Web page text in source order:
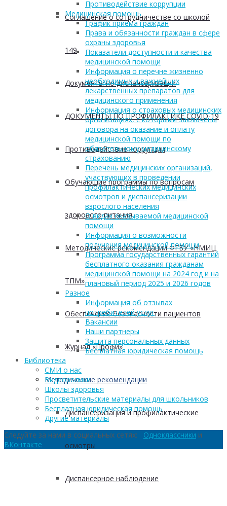
Соглашение о сотрудничестве со школой
149
Документы по диспансеризации
ДОКУМЕНТЫ ПО ПРОФИЛАКТИКЕ COVID-19
Противодействие коррупции
Обучающие программы по вопросам
здорового питания
Методические рекомендации ФГБУ «НМИЦ
ТПМ»
Обеспечение безопасности пациентов
Журнал «Профи»
Методические рекомендации
Диспансеризация и профилактические
осмотры
Диспансерное наблюдение
Противодействие коррупции
Медицинская помощь
График приема граждан
Права и обязанности граждан в сфере
охраны здоровья
Показатели доступности и качества
медицинской помощи
Информация о перечне жизненно
необходимых и важнейших
лекарственных препаратов для
медицинского применения
Информация о страховых медицинских
организациях, с которыми заключены
договора на оказание и оплату
медицинской помощи по
обязательному медицинскому
страхованию
Перечень медицинских организаций,
участвующих в проведении
профилактических медицинских
осмотров и диспансеризации
взрослого населения
О видах оказываемой медицинской
помощи
Информация о возможности
получения медицинской помощи
Программа государственных гарантий
бесплатного оказания гражданам
медицинской помощи на 2024 год и на
плановый период 2025 и 2026 годов
Разное
Информация об отзывах
потребителей услуг
Вакансии
Наши партнеры
Защита персональных данных
Бесплатная юридическая помощь
Библиотека
СМИ о нас
Видеоролики
Школы здоровья
Просветительские материалы для школьников
Бесплатная юридическая помощь
Другие материалы
Следуйте за нами в социальных сетях: Одноклассники и
ВКонтакте